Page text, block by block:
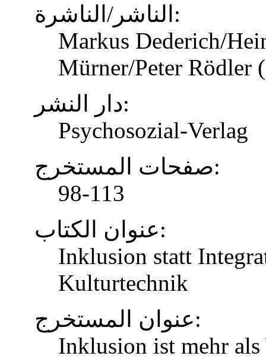
الناشر/الناشرة:
Markus Dederich/
Mürner/Peter Rödler
دار النشر:
Psychosozial-Verlag
صفحات المستخرج:
98-113
عنوان الكتاب:
Inklusion statt
Kulturtechnik
عنوان المستخرج:
Inklusion ist mehr